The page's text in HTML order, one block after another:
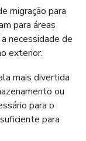
migração para
para áreas
necessidade de
exterior.
mais divertida
ou
para o
para